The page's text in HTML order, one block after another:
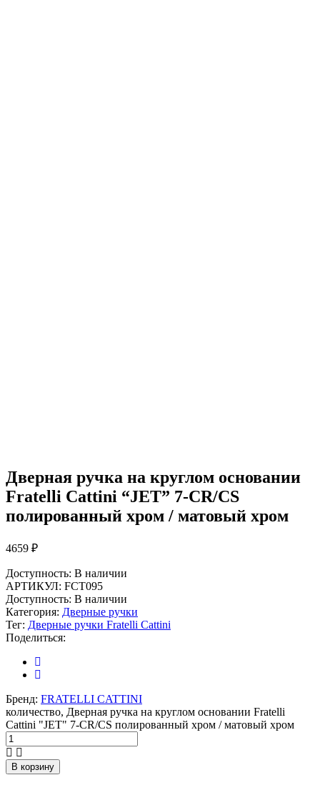
Дверная ручка на круглом основании
Fratelli Cattini “JET” 7-CR/CS
полированный хром / матовый хром
4659 ₽
Доступность: В наличии
АРТИКУЛ: FCT095
Доступность: В наличии
Категория: Дверные ручки
Тег: Дверные ручки Fratelli Cattini
Поделиться:
Бренд: FRATELLI CATTINI
количество, Дверная ручка на круглом основании Fratelli
Cattini "JET" 7-CR/CS полированный хром / матовый хром
В корзину